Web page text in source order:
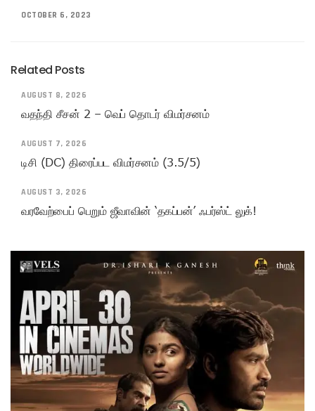
OCTOBER 6, 2023
Related Posts
AUGUST 8, 2026
வதந்தி சீசன் 2 – வெப் தொடர் விமர்சனம்
AUGUST 7, 2026
டிசி (DC) திரைப்பட விமர்சனம் (3.5/5)
AUGUST 3, 2026
வரவேற்பைப் பெறும் ஜீவாவின் ‘தகப்பன்’ ஃபர்ஸ்ட் லுக்!